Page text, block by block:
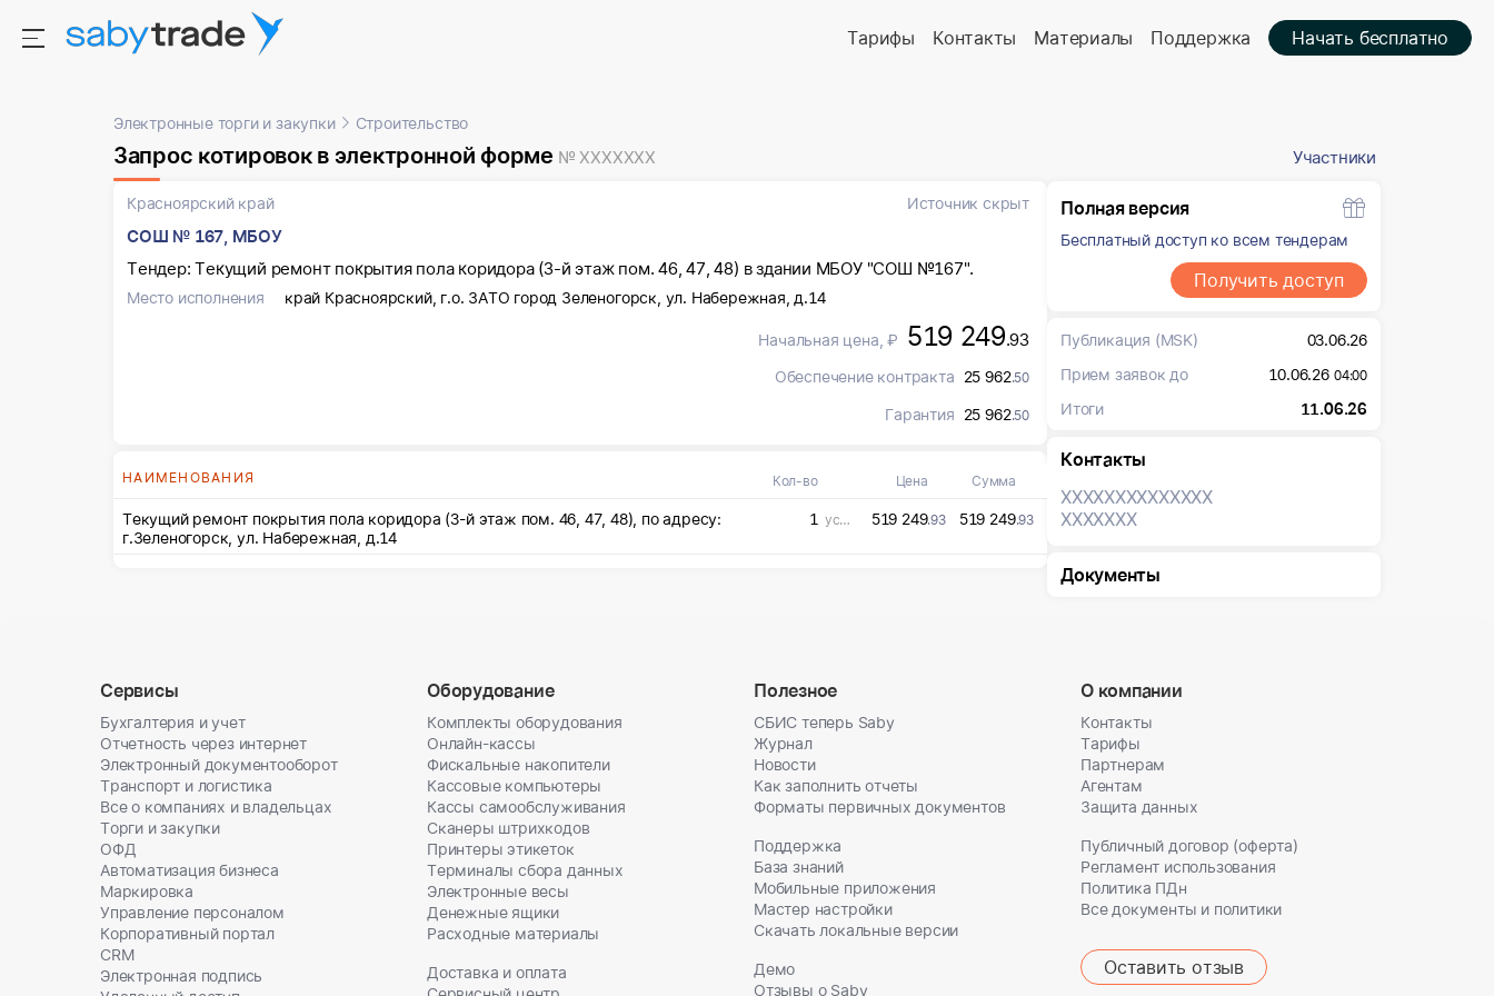
Тарифы Контакты Материалы Поддержка Начать бесплатно
Электронные торги и закупки Строительство
Запрос котировок в электронной форме № XXXXXXX Участники
Красноярский край Источник скрыт
СОШ № 167, МБОУ
Тендер: Текущий ремонт покрытия пола коридора (3-й этаж пом. 46, 47, 48) в здании МБОУ "СОШ №167".
Место исполнения край Красноярский, г.о. ЗАТО город Зеленогорск, ул. Набережная, д.14
Начальная цена, ₽ 519 249.93
Обеспечение контракта 25 962.50
Гарантия 25 962.50
НАИМЕНОВАНИЯ Кол-во Цена Сумма
Текущий ремонт покрытия пола коридора (3-й этаж пом. 46, 47, 48), по адресу:
г.Зеленогорск, ул. Набережная, д.14
1 усл. ед 519 249.93 519 249.93
Полная версия
Бесплатный доступ ко всем тендерам
Получить доступ
Публикация (MSK)
03.06.26
Прием заявок до
10.06.26 04:00
Итоги 11.06.26
Контакты
XXXXXXXXXXXXXX
XXXXXXX
Документы
Сервисы
Бухгалтерия и учет
Отчетность через интернет
Электронный документооборот
Транспорт и логистика
Все о компаниях и владельцах
Торги и закупки
ОФД
Автоматизация бизнеса
Маркировка
Управление персоналом
Корпоративный портал
CRM
Электронная подпись
Оборудование
Комплекты оборудования
Онлайн-кассы
Фискальные накопители
Кассовые компьютеры
Кассы самообслуживания
Сканеры штрихкодов
Принтеры этикеток
Терминалы сбора данных
Электронные весы
Денежные ящики
Расходные материалы
Доставка и оплата
Полезное
СБИС теперь Saby
Журнал
Новости
Как заполнить отчеты
Форматы первичных документов
Поддержка
База знаний
Мобильные приложения
Мастер настройки
Скачать локальные версии
Демо
Отзывы о Saby
О компании
Контакты
Тарифы
Партнерам
Агентам
Защита данных
Публичный договор (оферта)
Регламент использования
Политика ПДн
Все документы и политики
Оставить отзыв